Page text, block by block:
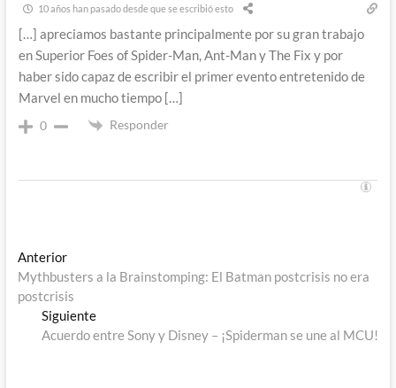
10 años han pasado desde que se escribió esto
[…] apreciamos bastante principalmente por su gran trabajo
en Superior Foes of Spider-Man, Ant-Man y The Fix y por
haber sido capaz de escribir el primer evento entretenido de
Marvel en mucho tiempo […]
0 Responder
Navegación
de
entradas
AnteriorEntrada
anterior:
Mythbusters a la Brainstomping: El Batman postcrisis no era
postcrisis
SiguienteEntrada
siguiente:
Acuerdo entre Sony y Disney – ¡Spiderman se une al MCU!